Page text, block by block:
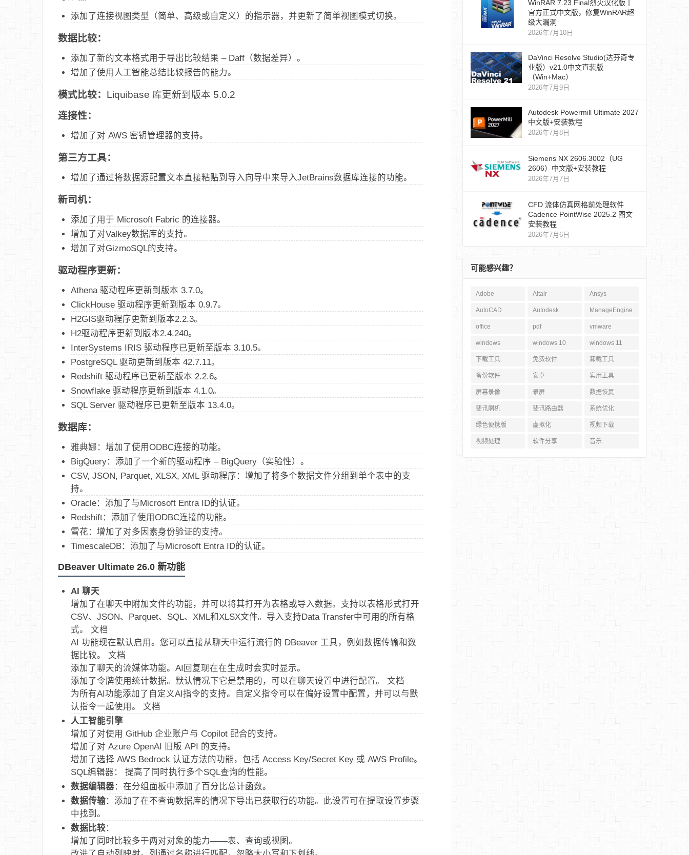
添加了连接视图类型（简单、高级或自定义）的指示器，并更新了简单视图模式切换。
数据比较：
添加了新的文本格式用于导出比较结果 – Daff（数据差异）。
增加了使用人工智能总结比较报告的能力。
模式比较： Liquibase 库更新到版本 5.0.2
连接性：
增加了对 AWS 密钥管理器的支持。
第三方工具：
增加了通过将数据源配置文本直接粘贴到导入向导中来导入JetBrains数据库连接的功能。
新司机：
添加了用于 Microsoft Fabric 的连接器。
增加了对Valkey数据库的支持。
增加了对GizmoSQL的支持。
驱动程序更新：
Athena 驱动程序更新到版本 3.7.0。
ClickHouse 驱动程序更新到版本 0.9.7。
H2GIS驱动程序更新到版本2.2.3。
H2驱动程序更新到版本2.4.240。
InterSystems IRIS 驱动程序已更新至版本 3.10.5。
PostgreSQL 驱动更新到版本 42.7.11。
Redshift 驱动程序已更新至版本 2.2.6。
Snowflake 驱动程序更新到版本 4.1.0。
SQL Server 驱动程序已更新至版本 13.4.0。
数据库：
雅典娜：增加了使用ODBC连接的功能。
BigQuery：添加了一个新的驱动程序 – BigQuery（实验性）。
CSV, JSON, Parquet, XLSX, XML 驱动程序：增加了将多个数据文件分组到单个表中的支
持。
Oracle：添加了与Microsoft Entra ID的认证。
Redshift：添加了使用ODBC连接的功能。
雪花：增加了对多因素身份验证的支持。
TimescaleDB：添加了与Microsoft Entra ID的认证。
DBeaver Ultimate 26.0 新功能
AI 聊天
增加了在聊天中附加文件的功能，并可以将其打开为表格或导入数据。支持以表格形式打开
CSV、JSON、Parquet、SQL、XML和XLSX文件。导入支持Data Transfer中可用的所有格
式。 文档
AI 功能现在默认启用。您可以直接从聊天中运行流行的 DBeaver 工具，例如数据传输和数
据比较。 文档
添加了聊天的流媒体功能。AI回复现在在生成时会实时显示。
添加了令牌使用统计数据。默认情况下它是禁用的，可以在聊天设置中进行配置。 文档
为所有AI功能添加了自定义AI指令的支持。自定义指令可以在偏好设置中配置，并可以与默
认指令一起使用。 文档
人工智能引擎
增加了对使用 GitHub 企业账户与 Copilot 配合的支持。
增加了对 Azure OpenAI 旧版 API 的支持。
增加了选择 AWS Bedrock 认证方法的功能，包括 Access Key/Secret Key 或 AWS Profile。
SQL编辑器： 提高了同时执行多个SQL查询的性能。
数据编辑器：在分组面板中添加了百分比总计函数。
数据传输：添加了在不查询数据库的情况下导出已获取行的功能。此设置可在提取设置步骤
中找到。
数据比较：
增加了同时比较多于两对对象的能力——表、查询或视图。
WinRAR 7.23 Final烈火汉化版丨
官方正式中文版，修复WinRAR超
级大漏洞
2026年7月10日
DaVinci Resolve Studio(达芬奇专
业版）v21.0中文直装版
（Win+Mac）
2026年7月9日
Autodesk Powermill Ultimate 2027
中文版+安装教程
2026年7月8日
Siemens NX 2606.3002（UG
2606）中文版+安装教程
2026年7月7日
CFD 流体仿真网格前处理软件
Cadence PointWise 2025.2 图文
安装教程
2026年7月6日
可能感兴趣？
Adobe Altair Ansys
AutoCAD Autodesk ManageEngine
office pdf vmware
windows windows 10 windows 11
下载工具 免费软件 卸载工具
备份软件 安卓 实用工具
屏幕录像 录屏 数据恢复
斐讯刷机 斐讯路由器 系统优化
绿色便携版 虚拟化 视频下载
视频处理 软件分享 音乐